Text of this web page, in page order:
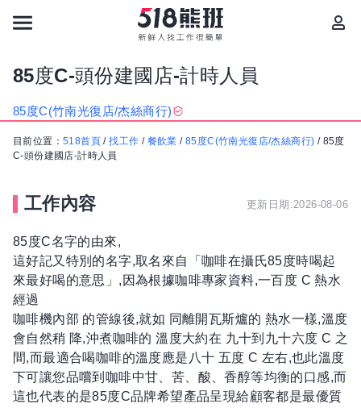
85度C-頭份建國店-計時人員
85度C(竹南光復店/杰絲商行)
目前位置： 518首頁 /找工作 / 餐飲業 /85度C(竹南光復店/杰絲商行) / 85度
C-頭份建國店-計時人員
工作內容 更新日期:2026-08-06
85度C名字的由來,
這好記又特別的名字,取名來自「咖啡在攝氏85度時喝起
來最好喝的意思」,因為根據咖啡專家資料,一百度 C 熱水
經過
咖啡機內部 的管線後,就如 同離開瓦斯爐的 熱水一樣,溫度
會自然稍 降,沖煮咖啡的 溫度大約在 九十到九十六度 C 之
間,而最適合喝咖啡的溫度應是八十 五度 C 左右,也此溫度
下可讓您品嚐到咖啡中甘、苦、酸、香醇等均衡的口感,而
這也代表的是85度C品牌希望產品呈現給顧客都是最優質